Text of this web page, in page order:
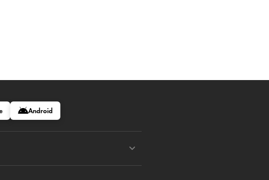
Android